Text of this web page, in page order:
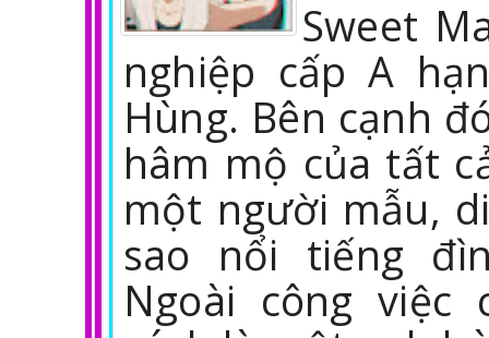
Sweet
nghiệp cấp A
Hùng. Bên cạnh
hâm mộ của tất
một người mẫu,
sao nổi tiếng
Ngoài công